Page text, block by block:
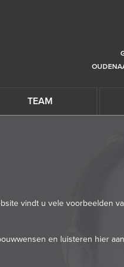
TEAM
vindt u vele voorbeelden
en luisteren hier